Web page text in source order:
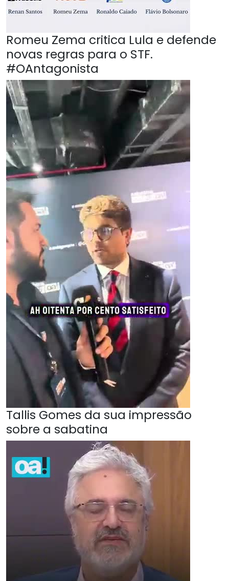
Romeu Zema critica Lula e defende
novas regras para o STF.
#OAntagonista
Tallis Gomes da sua impressão
sobre a sabatina